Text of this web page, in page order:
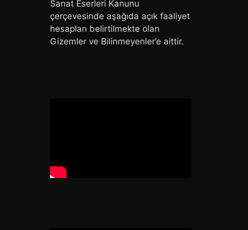
Sanat Eserleri Kanunu
çerçevesinde aşağıda açık faaliyet
hesapları belirtilmekte olan
Gizemler ve Bilinmeyenler’e aittir.